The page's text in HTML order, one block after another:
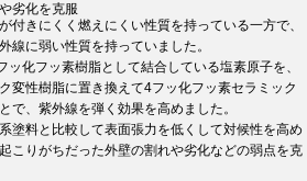
劣化を克服
付きにくく燃えにくい性質を持っている一方で、
線に弱い性質を持っていました。
化フッ素樹脂として結合している塩素原子を、
変性樹脂に置き換えて4フッ化フッ素セラミック
で、紫外線を弾く効果を高めました。
塗料と比較して表面張力を低くして対候性を高め
こりがちだった外壁の割れや劣化などの弱点を克